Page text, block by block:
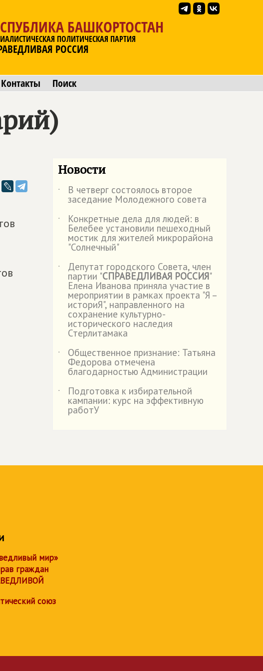
БАШКОРТОСТАН
ПОЛИТИЧЕСКАЯ ПАРТИЯ
РОССИЯ
Контакты Поиск
Новости
˙ В четверг состоялось второе
заседание Молодежного совета
˙
Конкретные дела для людей: в
Белебее установили пешеходный
мостик для жителей микрорайона
"Солнечный"
˙
Депутат городского Совета, член
партии "СПРАВЕДЛИВАЯ РОССИЯ"
Елена Иванова приняла участие в
мероприятии в рамках проекта "Я –
историЯ", направленного на
сохранение культурно-
исторического наследия
Стерлитамака
˙
Общественное признание: Татьяна
Федорова отмечена
благодарностью Администрации
˙
Подготовка к избирательной
кампании: курс на эффективную
работУ
мир»
граждан
союз